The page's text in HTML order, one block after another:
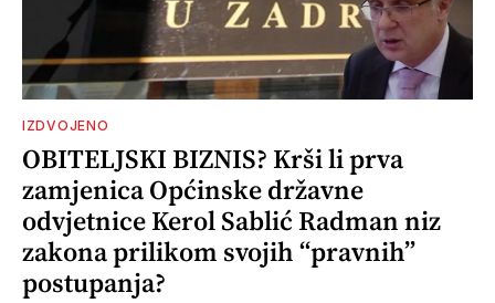
IZDVOJENO
OBITELJSKI BIZNIS? Krši li prva
zamjenica Općinske državne
odvjetnice Kerol Sablić Radman niz
zakona prilikom svojih “pravnih”
postupanja?